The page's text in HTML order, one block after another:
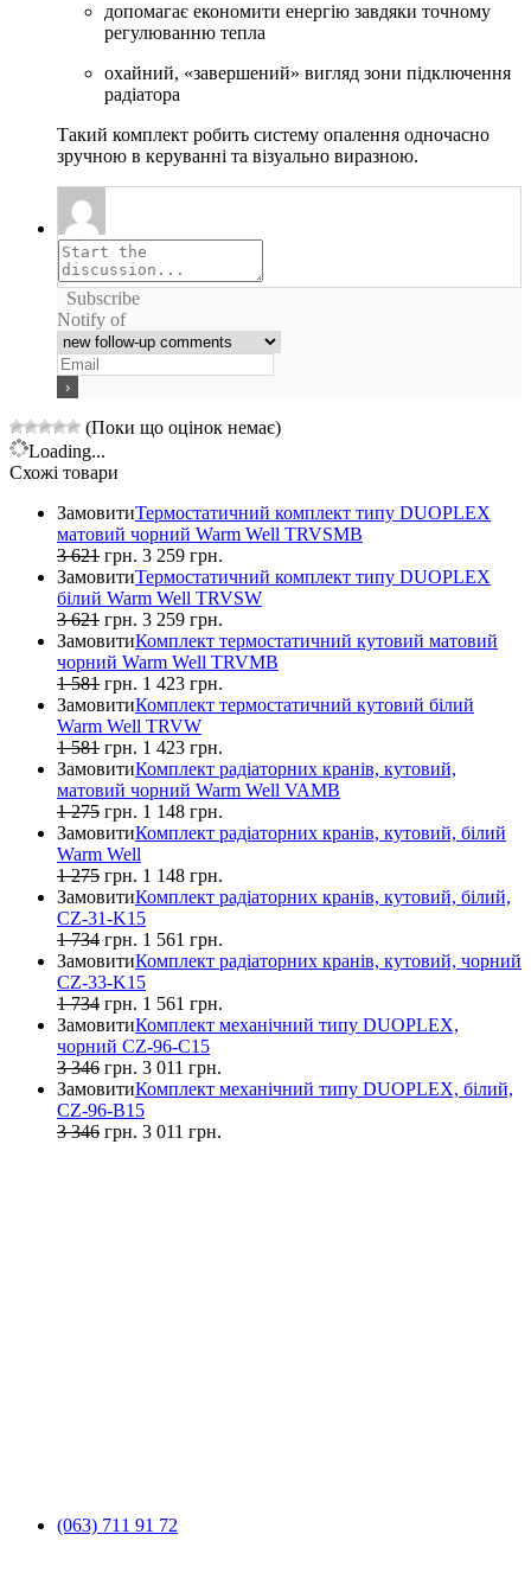
допомагає економити енергію завдяки точному
регулюванню тепла
охайний, «завершений» вигляд зони підключення
радіатора
Такий комплект робить систему опалення одночасно
зручною в керуванні та візуально виразною.
Subscribe
Notify of
(Поки що оцінок немає)
Loading...
Схожі товари
ЗамовитиТермостатичний комплект типу DUOPLEX
матовий чорний Warm Well TRVSMB
3 621 грн. 3 259 грн.
ЗамовитиТермостатичний комплект типу DUOPLEX
білий Warm Well TRVSW
3 621 грн. 3 259 грн.
ЗамовитиКомплект термостатичний кутовий матовий
чорний Warm Well TRVMB
1 581 грн. 1 423 грн.
ЗамовитиКомплект термостатичний кутовий білий
Warm Well TRVW
1 581 грн. 1 423 грн.
ЗамовитиКомплект радіаторних кранів, кутовий,
матовий чорний Warm Well VAMB
1 275 грн. 1 148 грн.
ЗамовитиКомплект радіаторних кранів, кутовий, білий
Warm Well
1 275 грн. 1 148 грн.
ЗамовитиКомплект радіаторних кранів, кутовий, білий,
CZ-31-K15
1 734 грн. 1 561 грн.
ЗамовитиКомплект радіаторних кранів, кутовий, чорний
CZ-33-K15
1 734 грн. 1 561 грн.
ЗамовитиКомплект механічний типу DUOPLEX,
чорний CZ-96-C15
3 346 грн. 3 011 грн.
ЗамовитиКомплект механічний типу DUOPLEX, білий,
CZ-96-B15
3 346 грн. 3 011 грн.
(063) 711 91 72